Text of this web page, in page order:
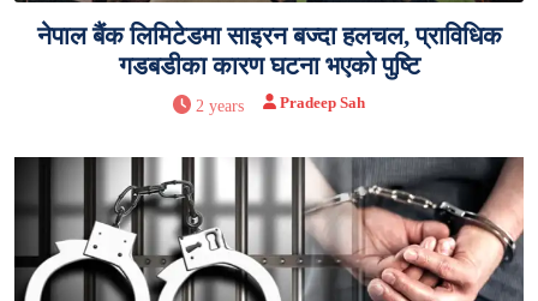
नेपाल बैंक लिमिटेडमा साइरन बज्दा हलचल, प्राविधिक
गडबडीका कारण घटना भएको पुष्टि
2 years Pradeep Sah